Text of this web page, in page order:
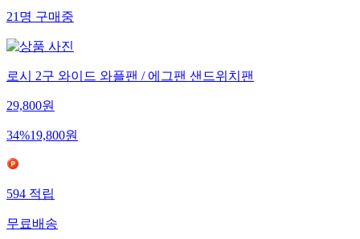
21명구매중
로시 2구 와이드 와플팬 / 에그팬 샌드위치팬
29,800원
34%19,800원
594적립
무료배송